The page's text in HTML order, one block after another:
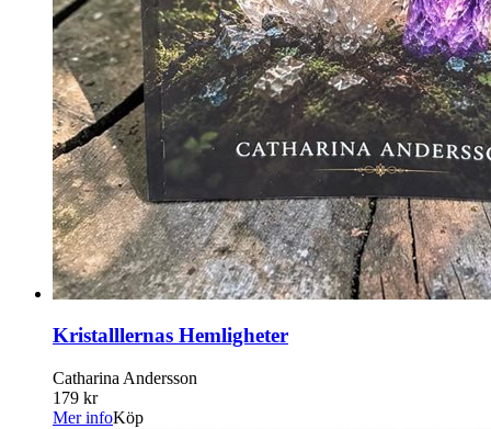
Kristalllernas Hemligheter
Catharina Andersson
179 kr
Mer infoKöp